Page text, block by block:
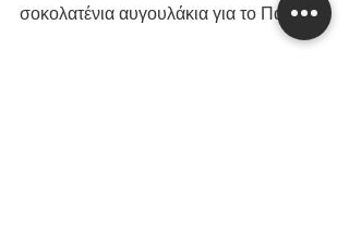
σοκολατένια αυγουλάκια για το Πάσχα!